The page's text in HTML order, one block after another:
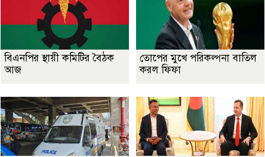
বিএনপির স্থায়ী কমিটির বৈঠক
আজ
তোপের মুখে পরিকল্পনা বাতিল
করল ফিফা